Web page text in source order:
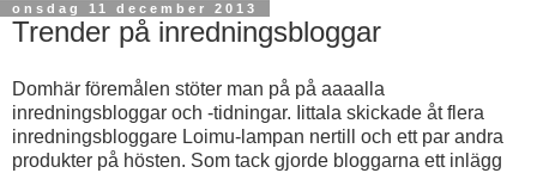
onsdag 11 december 2013
Trender på inredningsbloggar
Domhär föremålen stöter man på på aaaalla
inredningsbloggar och -tidningar. Iittala skickade åt flera
inredningsbloggare Loimu-lampan nertill och ett par andra
produkter på hösten. Som tack gjorde bloggarna ett inlägg